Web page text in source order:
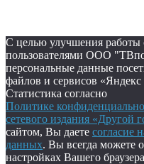
С целью улучшения работы
пользователями ООО
персональные данные
файлов и сервисов
Статистика согласно
Политике
сетевого издания «Другой
сайтом, Вы даете согласие
данных. Вы всегда можете
настройках Вашего